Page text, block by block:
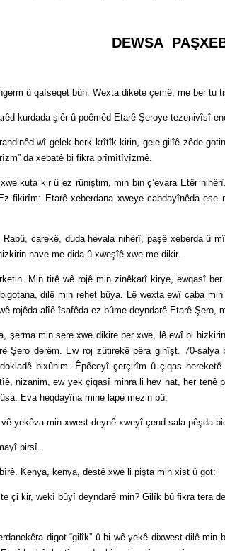
DEWSA
û qafseqet bûn. Wexta dikete çemê, me ber tu
şiêr û poêmêd Etarê Şeroye tezenivîsî
wî gelek berk krîtîk kirin, gele gilîê zêde
da xebatê bi fikra prîmîtîvîzmê.
kir û ez rûniştim, min bin ç’evara Etêr
fikirîm: Etarê xeberdana xweye cabdayînêda
carekê, duda hevala nihêrî, paşê xeberda û
nave me dida û xweşîê xwe me dikir.
Min tirê wê rojê min zinêkarî kirye, ewqasî ber
dilê min rehet bûya. Lê wexta ewî caba
rojêda alîê îsafêda ez bûme deyndarê Etarê Şero,
min sere xwe dikire ber xwe, lê ewî bi hizkirin
Şero derêm. Ew roj zûtirekê pêra gihîşt. 70-
bixûnim. Êpêceyî çerçirîm û çiqas
nizanim, ew yek çiqasî minra li hev hat, her tenê
Eva heqdayîna mine lape mezin bû.
min xwest deynê xweyî çend sala pêşda
pirsî.
Kenya, kenya, destê xwe li pişta min xist û got:
wekî bûyî deyndarê min? Gilîk bû fikra tera
digot “gilîk” û bi wê yekê dixwest dilê min